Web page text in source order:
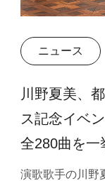
ニュース
川野夏美、
ス記念イベ
全280曲を一
演歌歌手の川野